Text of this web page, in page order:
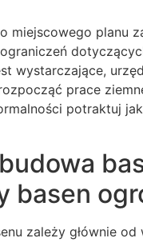
miejscowego planu
wystarczające,
prace
potraktuj
basen
zależy głównie